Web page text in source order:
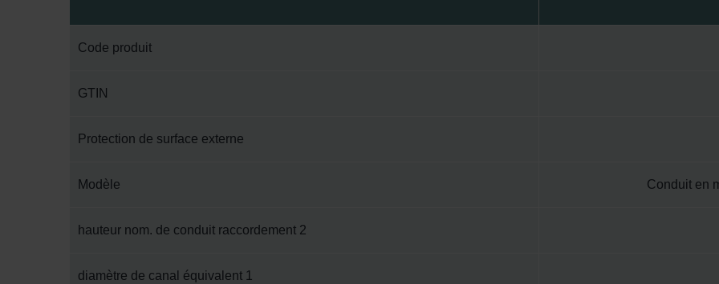
Code produit
GTIN
Protection de surface externe
Modèle Conduit en
hauteur nom. de conduit raccordement 2
diamètre de canal équivalent 1